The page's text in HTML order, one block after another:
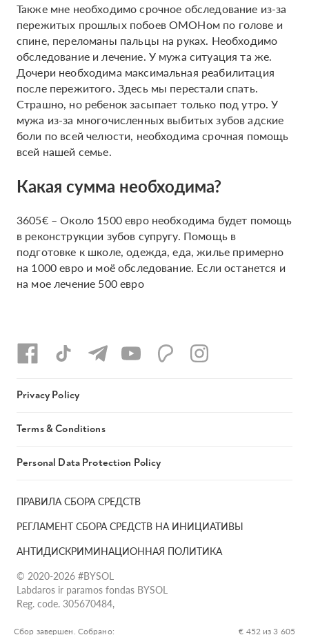
Также мне необходимо срочное обследование из-за
пережитых прошлых побоев ОМОНом по голове и
спине, переломаны пальцы на руках. Необходимо
обследование и лечение. У мужа ситуация та же.
Дочери необходима максимальная реабилитация
после пережитого. Здесь мы перестали спать.
Страшно, но ребенок засыпает только под утро. У
мужа из-за многочисленных выбитых зубов адские
боли по всей челюсти, необходима срочная помощь
всей нашей семье.
Какая сумма необходима?
3605€ – Около 1500 евро необходима будет помощь
в реконструкции зубов супругу. Помощь в
подготовке к школе, одежда, еда, жилье примерно
на 1000 евро и моё обследование. Если останется и
на мое лечение 500 евро
Сбор завершен. Собрано: € 452 из 3 605
ПРАВИЛА СБОРА СРЕДСТВ
РЕГЛАМЕНТ СБОРА СРЕДСТВ НА ИНИЦИАТИВЫ
АНТИДИСКРИМИНАЦИОННАЯ ПОЛИТИКА
© 2020-2026 #BYSOL
Labdaros ir paramos fondas BYSOL
Reg. code. 305670484,
g.17-1, LT-13253
Privacy Policy
Terms & Conditions
Personal Data Protection Policy